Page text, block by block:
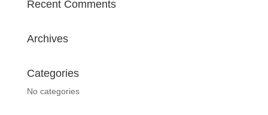
Recent Comments
Archives
Categories
No categories